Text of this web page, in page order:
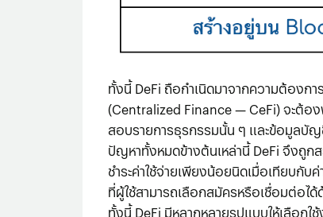
ทั้งนี้ DeFi ถือกำเนิดมาจากความต้องกา
(Centralized Finance — CeFi) จะต้อง
สอบรายการธุรกรรมนั้น ๆ และข้อมูลบัญ
ปัญหาทั้งหมดข้างต้นเหล่านี้ DeFi จึงถูกส
ชำระค่าใช้จ่ายเพียงน้อยนิดเมื่อเทียบกั
ที่ผู้ใช้สามารถเลือกสมัครหรือเชื่อมต่อไ
ทั้งนี้ DeFi มีหลากหลายรูปแบบให้เลือก